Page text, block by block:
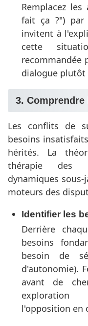
Remplacez
fait ça ?") par
invitent à
cette
recommandée
dialogue
3.
Les conflits de
besoins
hérités. La
thérapie des
dynamiques
moteurs des
Identifier les
Derrière
besoins
besoin de
d'autonomie).
avant de
l'opposition en